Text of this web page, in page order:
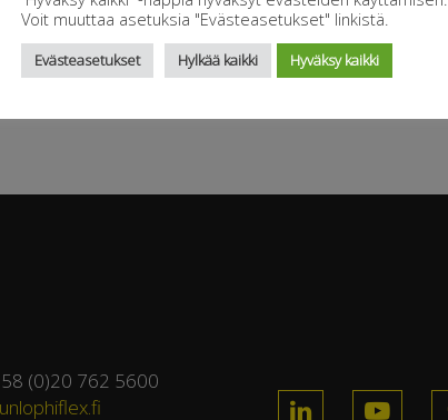
(0)20 762 5600
Voit muuttaa asetuksia "Evästeasetukset" linkistä.
Evästeasetukset Hylkää kaikki Hyväksy kaikki